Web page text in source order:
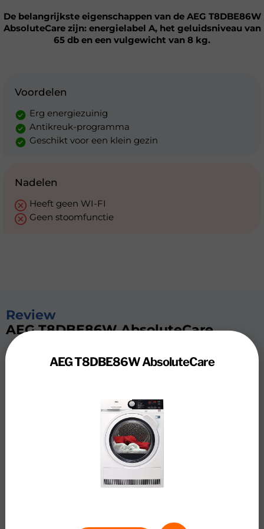
De belangrijkste eigenschappen van de AEG T8DBE86W
AbsoluteCare zijn: energielabel A, het geluidsniveau van
65 db en een vulgewicht van 8 kg.
Voordelen
Erg energiezuinig
Antikreuk-programma
Geschikt voor een klein gezin
Nadelen
Heeft geen WI-FI
Geen stoomfunctie
Review
AEG T8DBE86W AbsoluteCare
De AEG T8DBE86W droogt zeer energiezuinig 8 kilo
wasgoed en beschermt je kleding. Met AbsoluteCare
wasdroger past zijn trommelbewegingen en
droogtemperatuur precies aan op het type stof. In totaal
zijn er 10 verschillende programma’s. Je droogt dus met
een gerust hart een zachte wollen trui, nieuw overhemd
of zijden blouse. Kies bij het selecteren van een
programma voor de antikreukfase om hardnekkige
kreukels te voorkomen. Wil je het condensvocht uit je
het condensreservoir niet meer te legen.
AEG T8DBE86W AbsoluteCare